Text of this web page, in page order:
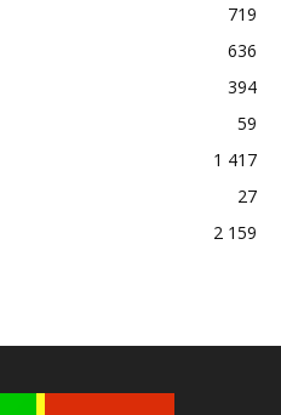
719
636
394
59
1 417
27
2 159